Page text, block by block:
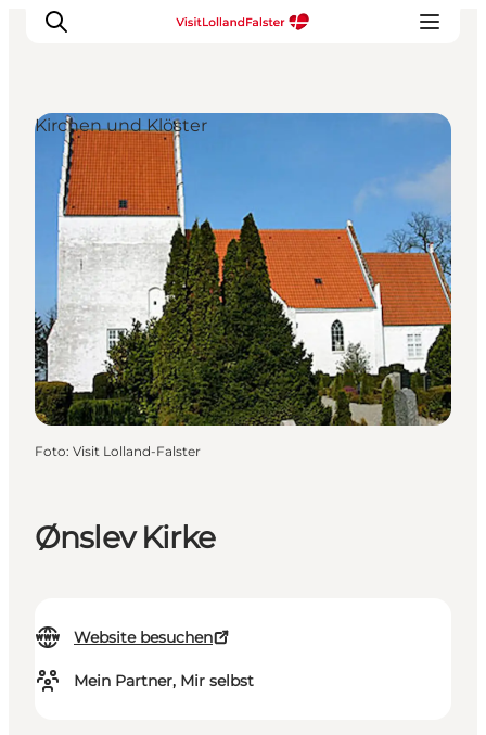
Natur und Outdoor
Familienurlaub
Kultur
Gastronomie
Urlaubsplaner
Ønslev Kirke
Website besuchen
Mein Partner, Mir selbst
Kirchen und Klöster
Foto: Visit Lolland-Falster